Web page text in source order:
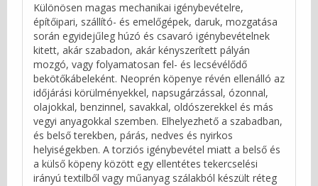
Különösen magas mechanikai igénybevételre,
építőipari, szállító- és emelőgépek, daruk, mozgatása
során egyidejűleg húzó és csavaró igénybevételnek
kitett, akár szabadon, akár kényszerített pályán
mozgó, vagy folyamatosan fel- és lecsévélődő
bekötőkábeleként. Neoprén köpenye révén ellenálló az
időjárási körülményekkel, napsugárzással, ózonnal,
olajokkal, benzinnel, savakkal, oldószerekkel és más
vegyi anyagokkal szemben. Elhelyezhető a szabadban,
és belső terekben, párás, nedves és nyirkos
helyiségekben. A torziós igénybevétel miatt a belső és
a külső köpeny között egy ellentétes tekercselési
irányú textilből vagy műanyag szálakból készült réteg